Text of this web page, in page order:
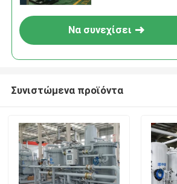
Να συνεχίσει
Συνιστώμενα προϊόντα